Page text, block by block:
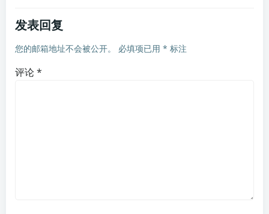
航
航
发表回复
您的邮箱地址不会被公开。 必填项已用 * 标注
评论*